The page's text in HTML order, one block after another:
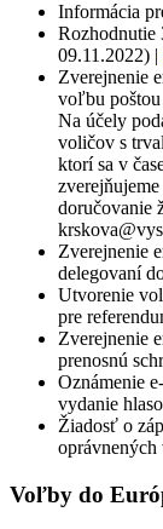
Informácia
Rozhodnutie
09.11.2022) |
Zverejnenie
voľbu
Na účely
voličov s
ktorí sa v
doručovanie
Zverejnenie
delegovaní
Utvorenie
pre
Zverejnenie
prenosnú
Oznámenie
vydanie
Žiadosť o
Voľby do